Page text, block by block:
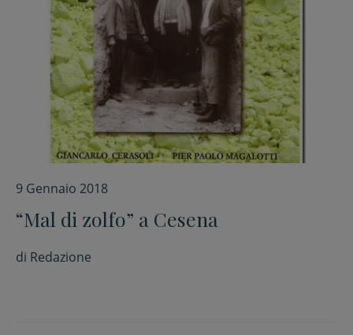
9 Gennaio 2018
“Mal di zolfo” a Cesena
di Redazione